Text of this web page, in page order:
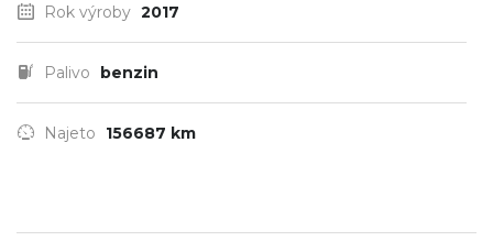
Rok výroby 2017
Palivo benzin
Najeto 156687 km